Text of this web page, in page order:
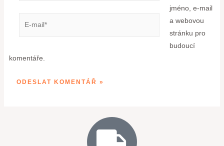
jméno, e-mail
a webovou
stránku pro
budoucí
komentáře.